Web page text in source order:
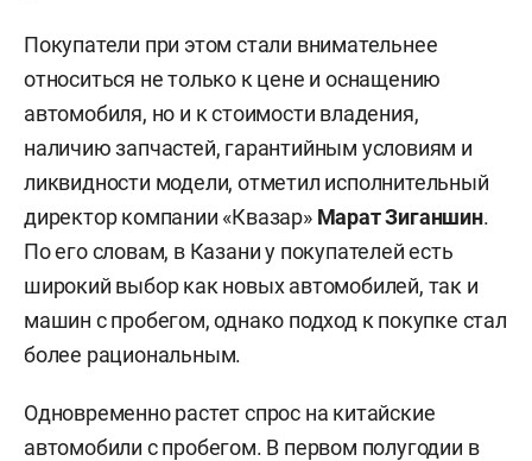
Покупатели при этом стали внимательнее
относиться не только к цене и оснащению
автомобиля, но и к стоимости владения,
наличию запчастей, гарантийным условиям и
ликвидности модели, отметил исполнительный
директор компании «Квазар» Марат Зиганшин.
По его словам, в Казани у покупателей есть
широкий выбор как новых автомобилей, так и
машин с пробегом, однако подход к покупке стал
более рациональным.
Одновременно растет спрос на китайские
автомобили с пробегом. В первом полугодии в